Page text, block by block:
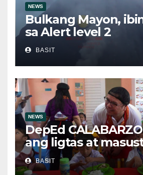
NEWS
Bulkang Mayon,
sa Alert level 2
BASIT
NEWS
DepEd
ang ligtas at
pagkain sa School-
Feeding Program
BASIT